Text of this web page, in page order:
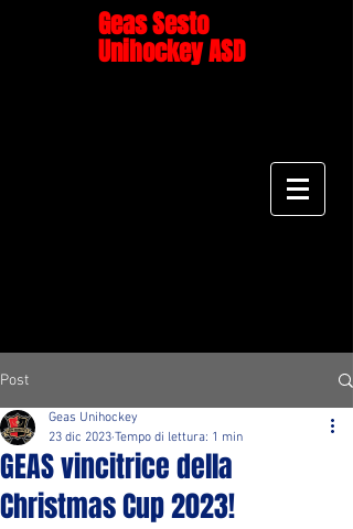
Geas Sesto
Unihockey ASD
Post
GEAS vincitrice della
Christmas Cup 2023!
Geas Unihockey
23 dic 2023 Tempo di lettura: 1 min